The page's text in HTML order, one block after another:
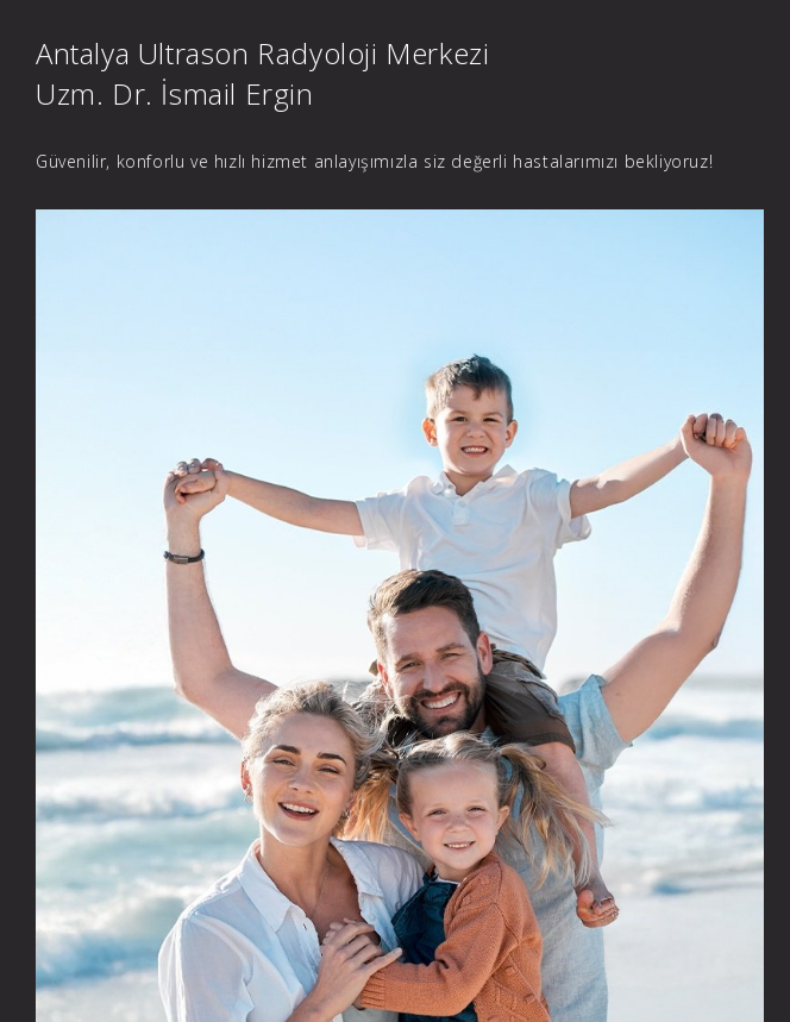
Antalya Ultrason Radyoloji Merkezi
Uzm. Dr. İsmail Ergin
Güvenilir, konforlu ve hızlı hizmet anlayışımızla siz değerli hastalarımızı bekliyoruz!